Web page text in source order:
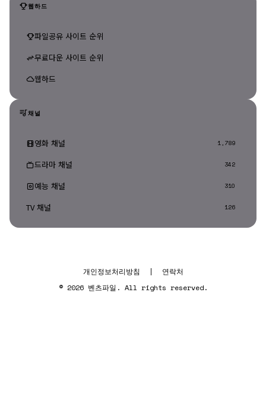
웹하드
파일공유 사이트 순위
무료다운 사이트 순위
웹하드
채널
영화 채널 1,789
드라마 채널 342
예능 채널 310
TV 채널 126
개인정보처리방침 |
연락처
© 2026 벤츠파일. All rights reserved.